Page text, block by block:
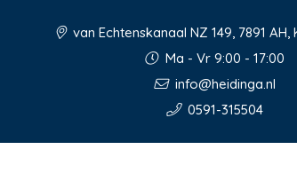
van Echtenskanaal NZ 149, 7891 AH,
Ma - Vr 9:00 - 17:00
info@heidinga.nl
0591-315504